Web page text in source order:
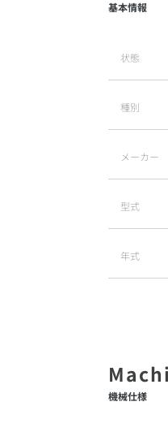
基本情報
状態
種別
メーカー
型式
年式
機械仕様